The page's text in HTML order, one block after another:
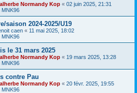
Normandy Kop « 02 juin 2025, 21:31
MNK96
saison 2024-2025/U19
caen « 11 mai 2025, 18:02
MNK96
le 31 mars 2025
Normandy Kop « 19 mars 2025, 13:28
MNK96
contre Pau
Normandy Kop « 20 févr. 2025, 19:55
MNK96